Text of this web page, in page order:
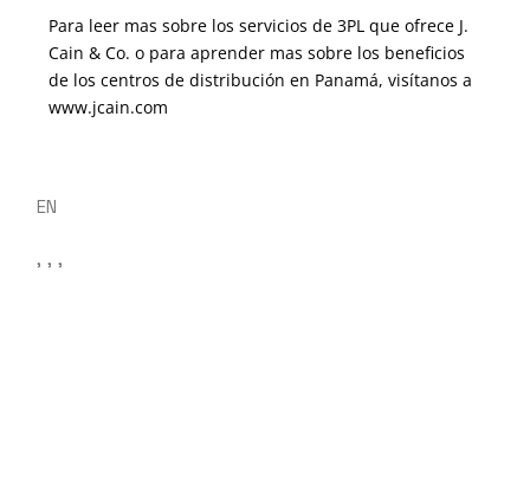
Para leer mas sobre los servicios de 3PL que ofrece J.
Cain & Co. o para aprender mas sobre los beneficios
de los centros de distribución en Panamá, visítanos a
www.jcain.com
EN